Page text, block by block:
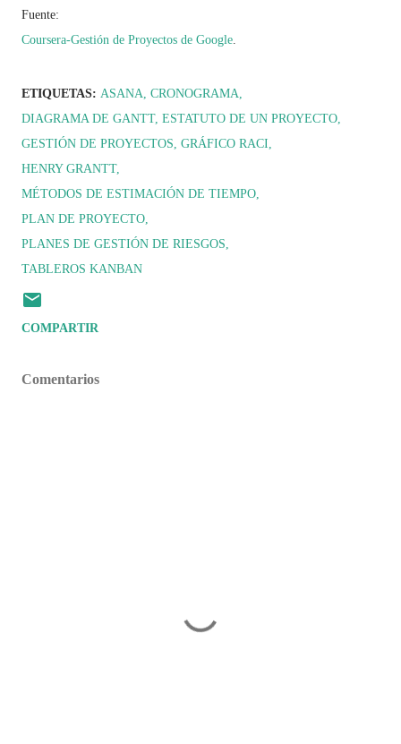
Fuente:
Coursera-Gestión de Proyectos de Google.
ETIQUETAS: ASANA CRONOGRAMA
DIAGRAMA DE GANTT ESTATUTO DE UN PROYECTO
GESTIÓN DE PROYECTOS GRÁFICO RACI
HENRY GRANTT
MÉTODOS DE ESTIMACIÓN DE TIEMPO
PLAN DE PROYECTO
PLANES DE GESTIÓN DE RIESGOS
TABLEROS KANBAN
COMPARTIR
Comentarios